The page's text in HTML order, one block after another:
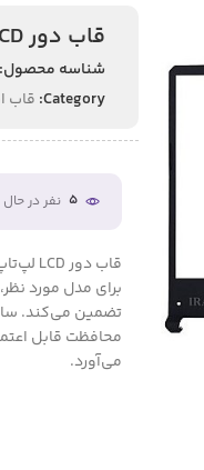
قاب دور LCD لپ تاپ ایسوس tuf fx506H-مشکی
شناسه محصول:
Category: قاب
5 نفر در
برای مدل مورد
تضمین می‌کند.
محافظت قابل
می‌آورد.